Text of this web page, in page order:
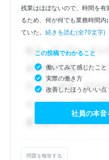
残業はほぼないので、時間を
るため、何が何でも業務時間
ていた。 続きを読む(全70文字)
この投稿でわかること
働いてみて感じたこと
実際の働き方
改善したほうがいい点
社員の本音
問題を報告する